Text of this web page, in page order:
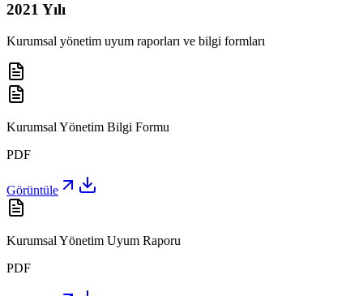
2021 Yılı
Kurumsal yönetim uyum raporları ve bilgi formları
Kurumsal Yönetim Bilgi Formu
PDF
Görüntüle
Kurumsal Yönetim Uyum Raporu
PDF